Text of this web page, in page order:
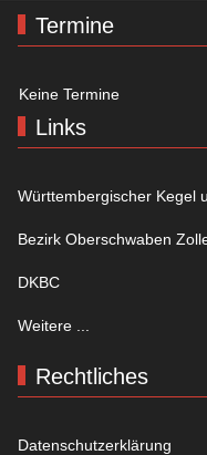
Termine
Keine Termine
Links
Württembergischer Kegel
Bezirk Oberschwaben
DKBC
Weitere ...
Rechtliches
Datenschutzerklärung